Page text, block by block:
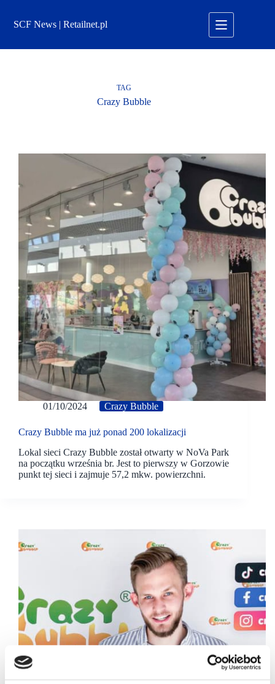
treściSCF News | Retailnet.pl
TAG
Crazy Bubble
01/10/2024 Crazy Bubble
Crazy Bubble ma już ponad 200 lokalizacji
Lokal sieci Crazy Bubble został otwarty w NoVa Park
na początku września br. Jest to pierwszy w Gorzowie
punkt tej sieci i zajmuje 57,2 mkw. powierzchni.